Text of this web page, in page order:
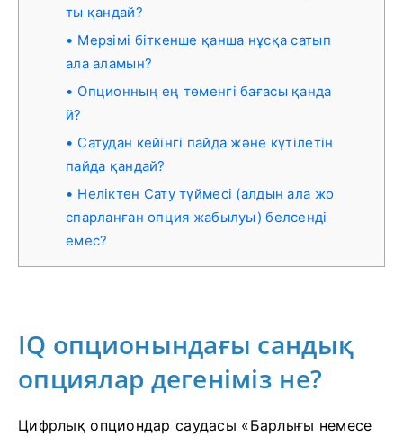
ты қандай?
Мерзімі біткенше қанша нұсқа сатып
ала аламын?
Опционның ең төменгі бағасы қанда
й?
Сатудан кейінгі пайда және күтілетін
пайда қандай?
Неліктен Сату түймесі (алдын ала жо
спарланған опция жабылуы) белсенді
емес?
IQ опционындағы сандық
опциялар дегеніміз не?
Цифрлық опциондар саудасы «Барлығы немесе